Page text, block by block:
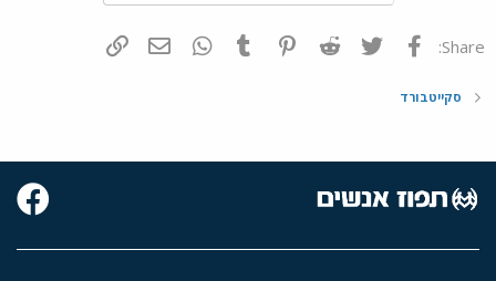
Share: פייסבוק Twitter
Reddit
Pinterest
Tumblr
WhatsAppדואר אלקטרוני
סקייטבורד